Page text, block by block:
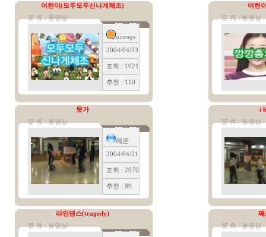
어린이(모두모두신나게체조)
분 류 : 동영상
orange
2004/04/23
조회 : 1021
추천 : 110
어린
분 류 : 동영상
못가
분 류 : 동영상
레몬
2004/04/21
조회 : 2970
추천 : 89
i
분 류 : 동영상
라인댄스(tragedy)
분 류 : 동영상
째
분 류 : 동영상